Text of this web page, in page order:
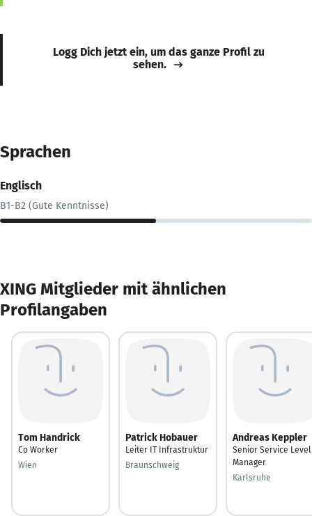
Logg Dich jetzt ein, um das ganze Profil zu
sehen.
Sprachen
Englisch
B1-B2 (Gute Kenntnisse)
XING Mitglieder mit ähnlichen
Profilangaben
Tom Handrick
Co Worker
Wien
Patrick Hobauer
Leiter IT Infrastruktur
Braunschweig
Andreas Keppler
Senior Service Level
Manager
Karlsruhe